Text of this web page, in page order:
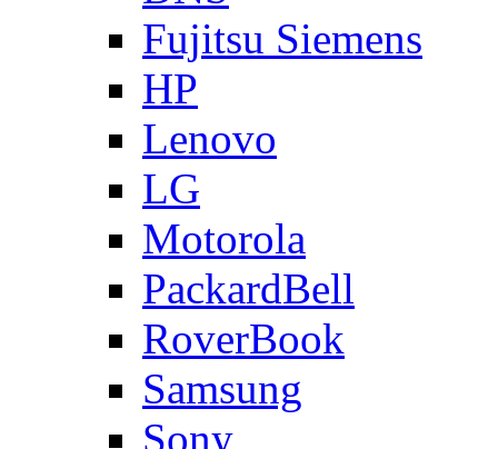
Fujitsu Siemens
HP
Lenovo
LG
Motorola
PackardBell
RoverBook
Samsung
Sony